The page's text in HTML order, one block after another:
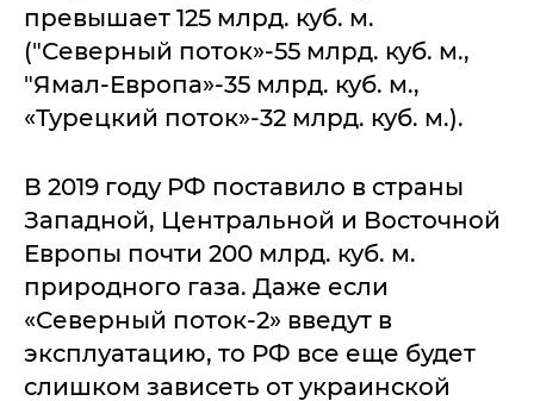
превышает 125 млрд. куб. м.
("Северный поток»-55 млрд. куб. м.,
"Ямал-Европа»-35 млрд. куб. м.,
«Турецкий поток»-32 млрд. куб. м.).
В 2019 году РФ поставило в страны
Западной, Центральной и Восточной
Европы почти 200 млрд. куб. м.
природного газа. Даже если
«Северный поток-2» введут в
эксплуатацию, то РФ все еще будет
слишком зависеть от украинской